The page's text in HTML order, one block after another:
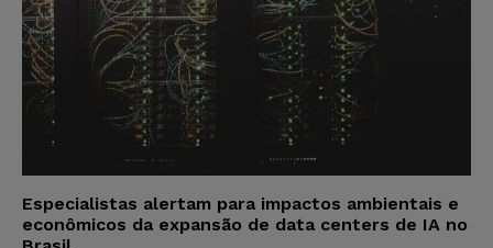
Especialistas alertam para impactos ambientais e
econômicos da expansão de data centers de IA no